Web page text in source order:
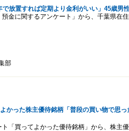
放置すれば定期より金利がいい」45歳男
金に関するアンケート」から、千葉県在
部
かった株主優待銘柄「普段の買い物で思っ
「買ってよかった優待銘柄」から、株主